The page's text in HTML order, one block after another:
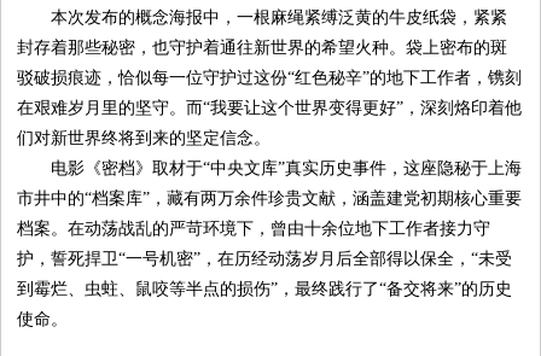
频
本次发布的概念海报中，一根麻绳紧缚泛黄的牛皮纸袋，紧紧
封存着那些秘密，也守护着通往新世界的希望火种。袋上密布的斑
驳破损痕迹，恰似每一位守护过这份“红色秘辛”的地下工作者，镌刻
在艰难岁月里的坚守。而“我要让这个世界变得更好”，深刻烙印着他
们对新世界终将到来的坚定信念。
电影《密档》取材于“中央文库”真实历史事件，这座隐秘于上海
市井中的“档案库”，藏有两万余件珍贵文献，涵盖建党初期核心重要
档案。在动荡战乱的严苛环境下，曾由十余位地下工作者接力守
护，誓死捍卫“一号机密”，在历经动荡岁月后全部得以保全，“未受
到霉烂、虫蛀、鼠咬等半点的损伤”，最终践行了“备交将来”的历史
使命。